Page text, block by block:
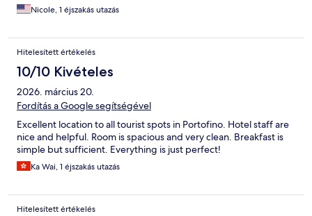
Nicole, 1 éjszakás utazás
Hitelesített értékelés
10/10 Kivételes
2026. március 20.
Fordítás a Google segítségével
Excellent location to all tourist spots in Portofino. Hotel staff are
nice and helpful. Room is spacious and very clean. Breakfast is
simple but sufficient. Everything is just perfect!
Ka Wai, 1 éjszakás utazás
Hitelesített értékelés